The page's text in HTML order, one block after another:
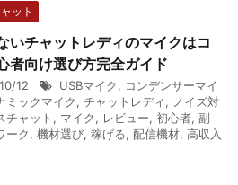
ット
いチャットレディのマイクはコ
者向け選び方完全ガイド
12 USBマイク, コンデンサーマイ
ミックマイク, チャットレディ, ノイズ対
チャット , マイク, レビュー, 初心者, 副
ーク, 機材選び, 稼げる, 配信機材, 高収入